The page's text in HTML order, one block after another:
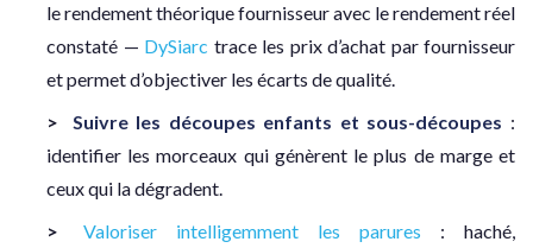
le rendement théorique fournisseur avec le rendement réel
constaté — DySiarc trace les prix d’achat par fournisseur
et permet d’objectiver les écarts de qualité.
Suivre les découpes enfants et sous-découpes :
identifier les morceaux qui génèrent le plus de marge et
ceux qui la dégradent.
Valoriser intelligemment les parures : haché,